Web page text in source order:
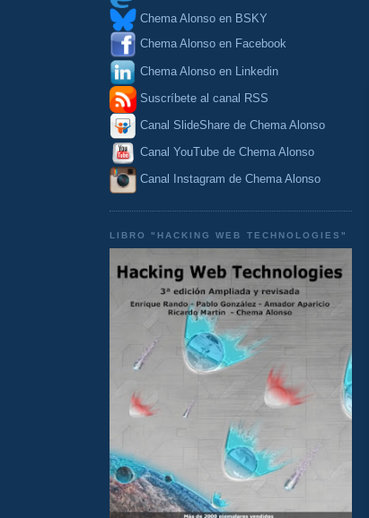
Chema Alonso en BSKY
Chema Alonso en Facebook
Chema Alonso en Linkedin
Suscríbete al canal RSS
Canal SlideShare de Chema Alonso
Canal YouTube de Chema Alonso
Canal Instagram de Chema Alonso
LIBRO "HACKING WEB TECHNOLOGIES"